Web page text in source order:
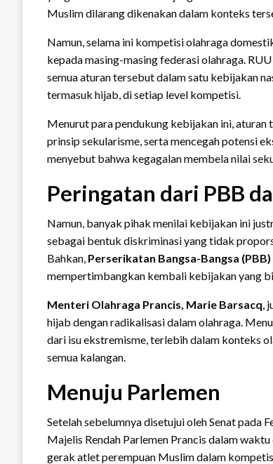
Muslim dilarang dikenakan dalam konteks
Namun, selama ini kompetisi olahraga
kepada masing-masing federasi olahraga.
semua aturan tersebut dalam satu kebijakan
termasuk hijab, di setiap level kompetisi.
Menurut para pendukung kebijakan ini,
prinsip sekularisme, serta mencegah potensi
menyebut bahwa kegagalan membela nilai
Peringatan dari PBB
Namun, banyak pihak menilai kebijakan ini
sebagai bentuk diskriminasi yang tidak
Bahkan, Perserikatan Bangsa-Bangsa (PBB)
mempertimbangkan kembali kebijakan yang
Menteri Olahraga Prancis, Marie Barsacq,
hijab dengan radikalisasi dalam olahraga.
dari isu ekstremisme, terlebih dalam konteks
semua kalangan.
Menuju Parlemen
Setelah sebelumnya disetujui oleh Senat pada
Majelis Rendah Parlemen Prancis dalam
gerak atlet perempuan Muslim dalam